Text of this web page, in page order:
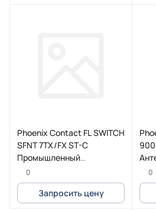
Phoenix Contact FL SWITCH
SFNT 7TX/FX ST-C
Промышленный
коммутатор
0
Запросить цену
0